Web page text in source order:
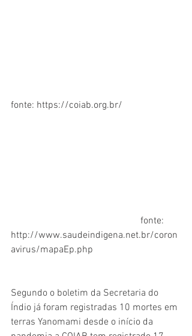
fonte: https://coiab.org.br/
http://www.saudeindigena.net.br/coron
avirus/mapaEp.php
Segundo o boletim da Secretaria do
Índio já foram registradas 10 mortes em
terras Yanomami desde o início da